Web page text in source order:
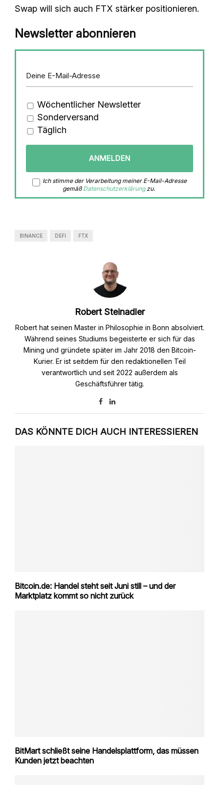
Swap will sich auch FTX stärker positionieren.
Newsletter abonnieren
Wöchentlicher Newsletter
Sonderversand
Täglich
Ich stimme der Verarbeitung meiner E-Mail-Adresse
gemäß Datenschutzerklärungzu.
BINANCE DEFI FTX
Robert Steinadler
Robert hat seinen Master in Philosophie in Bonn absolviert.
Während seines Studiums begeisterte er sich für das
Mining und gründete später im Jahr 2018 den Bitcoin-
Kurier. Er ist seitdem für den redaktionellen Teil
verantwortlich und seit 2022 außerdem als
Geschäftsführer tätig.
DAS KÖNNTE DICH AUCH INTERESSIEREN
Bitcoin.de: Handel steht seit Juni still – und der
Marktplatz kommt so nicht zurück
BitMart schließt seine Handelsplattform, das müssen
Kunden jetzt beachten